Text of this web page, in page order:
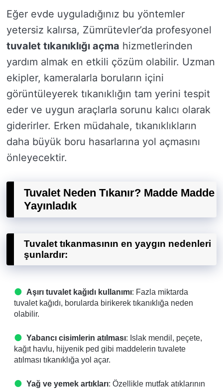
Eğer evde uyguladığınız bu yöntemler
yetersiz kalırsa, Zümrütevler’da profesyonel
tuvalet tıkanıklığı açma hizmetlerinden
yardım almak en etkili çözüm olabilir. Uzman
ekipler, kameralarla boruların içini
görüntüleyerek tıkanıklığın tam yerini tespit
eder ve uygun araçlarla sorunu kalıcı olarak
giderirler. Erken müdahale, tıkanıklıkların
daha büyük boru hasarlarına yol açmasını
önleyecektir.
Tuvalet Neden Tıkanır? Madde Madde
Yayınladık
Tuvalet tıkanmasının en yaygın nedenleri
şunlardır:
Aşırı tuvalet kağıdı kullanımı: Fazla miktarda
tuvalet kağıdı, borularda birikerek tıkanıklığa neden
olabilir.
Yabancı cisimlerin atılması: Islak mendil, peçete,
kağıt havlu, hijyenik ped gibi maddelerin tuvalete
atılması tıkanıklığa yol açar.
Yağ ve yemek artıkları: Özellikle mutfak atıklarının